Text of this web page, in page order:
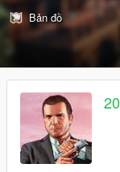
Bản đồ